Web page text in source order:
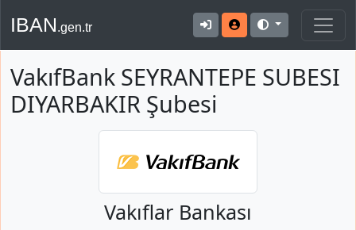
IBAN.gen.tr
VakıfBank SEYRANTEPE SUBESI
DIYARBAKIR Şubesi
Vakıflar Bankası